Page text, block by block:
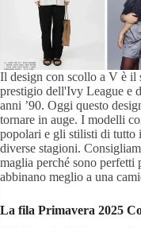
Il design con scollo a V è il
prestigio dell'Ivy League e
anni ’90. Oggi questo
tornare in auge. I modelli
popolari e gli stilisti di tutto
diverse stagioni.
maglia perché sono perfetti
abbinano meglio a una
La fila Primavera 2025